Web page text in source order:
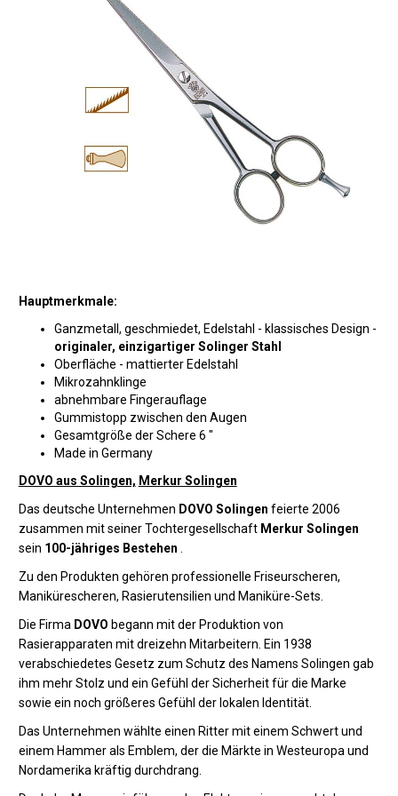
Hauptmerkmale:
Ganzmetall, geschmiedet, Edelstahl - klassisches Design -
originaler, einzigartiger Solinger Stahl
Oberfläche - mattierter Edelstahl
Mikrozahnklinge
abnehmbare Fingerauflage
Gummistopp zwischen den Augen
Gesamtgröße der Schere 6 "
Made in Germany
DOVO aus Solingen, Merkur Solingen
Das deutsche Unternehmen DOVO Solingen feierte 2006
zusammen mit seiner Tochtergesellschaft Merkur Solingen
sein 100-jähriges Bestehen
Zu den Produkten gehören professionelle Friseurscheren,
Manikürescheren, Rasierutensilien und Maniküre-Sets.
Die Firma DOVO begann mit der Produktion von
Rasierapparaten mit dreizehn Mitarbeitern. Ein 1938
verabschiedetes Gesetz zum Schutz des Namens Solingen gab
ihm mehr Stolz und ein Gefühl der Sicherheit für die Marke
sowie ein noch größeres Gefühl der lokalen Identität.
Das Unternehmen wählte einen Ritter mit einem Schwert und
einem Hammer als Emblem, der die Märkte in Westeuropa und
Nordamerika kräftig durchdrang.